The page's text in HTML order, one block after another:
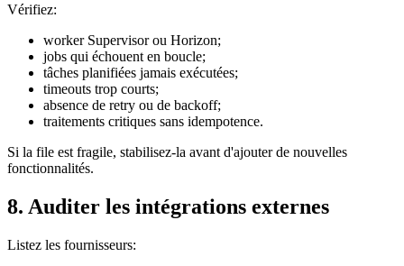
Vérifiez:
worker Supervisor ou Horizon;
jobs qui échouent en boucle;
tâches planifiées jamais exécutées;
timeouts trop courts;
absence de retry ou de backoff;
traitements critiques sans idempotence.
Si la file est fragile, stabilisez-la avant d'ajouter de nouvelles
fonctionnalités.
8. Auditer les intégrations externes
Listez les fournisseurs: